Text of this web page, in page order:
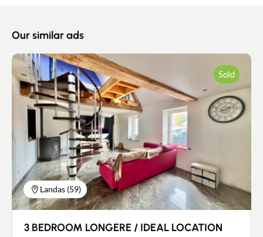
Our similar ads
Landas (59)
Sold
3 BEDROOM LONGERE / IDEAL LOCATION